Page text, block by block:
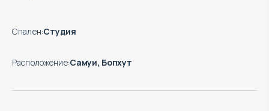
Спален:Студия
Расположение:Самуи, Бопхут